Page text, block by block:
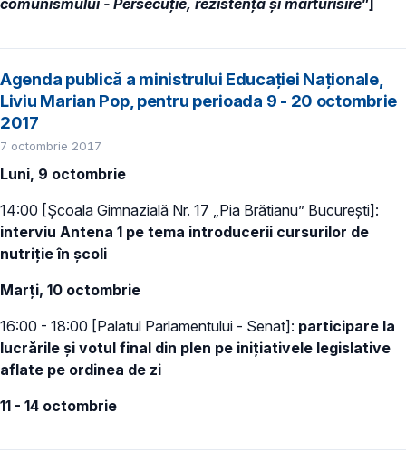
comunismului - Persecuție, rezistență și mărturisire”]
Agenda publică a ministrului Educației Naționale,
Liviu Marian Pop, pentru perioada 9 - 20 octombrie
2017
7 octombrie 2017
Luni, 9 octombrie
14:00 [Școala Gimnazială Nr. 17 „Pia Brătianu” București]:
interviu Antena 1 pe tema introducerii cursurilor de
nutriție în școli
Marți, 10 octombrie
16:00 - 18:00 [Palatul Parlamentului - Senat]: participare la
lucrările și votul final din plen pe inițiativele legislative
aflate pe ordinea de zi
11 - 14 octombrie